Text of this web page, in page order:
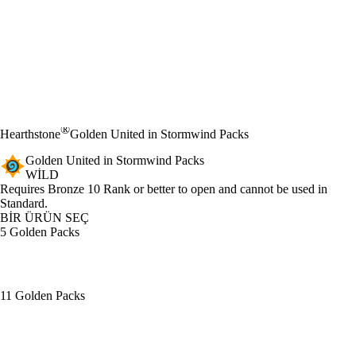
Hearthstone®Golden United in Stormwind Packs
Golden United in Stormwind Packs
WILD
Ürün Bildirimi
Requires Bronze 10 Rank or better to open and cannot be used in
Standard.
BİR ÜRÜN SEÇ
5 Golden Packs
11 Golden Packs